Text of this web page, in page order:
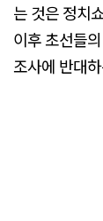
는 것은 정치
이후 초선들
조사에 반대